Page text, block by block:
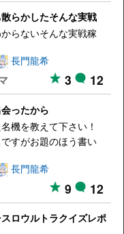
らかしたそんな実戦
らないそんな実戦稼
長門龍希
3 12
ったから
機を教えて下さい！
すがお題のほう書い
長門龍希
9 12
ロウルトラクイズレポ